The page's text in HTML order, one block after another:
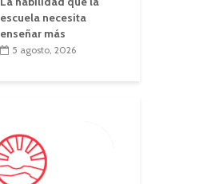
escuela necesita
enseñar más
5 agosto, 2026